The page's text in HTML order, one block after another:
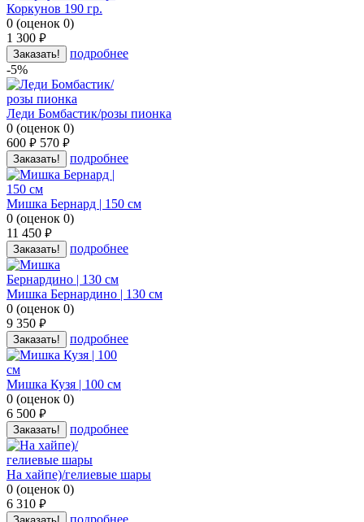
Коркунов 190 гр.
0 (оценок 0)
1 300 руб.
Заказать!
подробнее
-5%
Леди Бомбастик/розы пионка
0 (оценок 0)
600 руб. 570 руб.
Заказать! подробнее
Мишка Бернард | 150 см
0 (оценок 0)
11 450 руб.
Заказать! подробнее
Мишка Бернардино | 130 см
0 (оценок 0)
9 350 руб.
Заказать! подробнее
Мишка Кузя | 100 см
0 (оценок 0)
6 500 руб.
Заказать! подробнее
На хайпе)/гелиевые шары
0 (оценок 0)
6 310 руб.
подробнее